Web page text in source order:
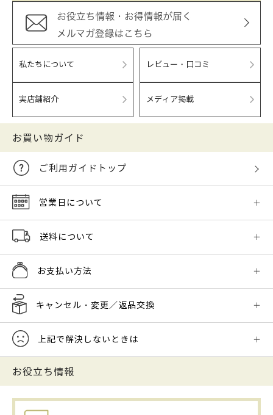
私たちについて レビュー・口コミ
実店舗紹介 メディア掲載
お買い物ガイド
ご利用ガイドトップ
営業日について
送料について
お支払い方法
キャンセル・変更／返品交換
上記で解決しないときは
お役立ち情報